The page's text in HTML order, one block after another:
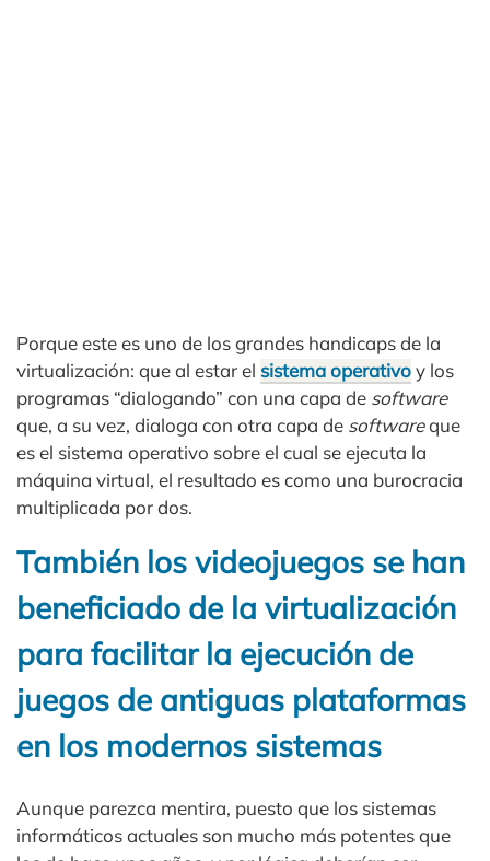
Porque este es uno de los grandes handicaps de la
virtualización: que al estar el sistema operativoy los
programas “dialogando” con una capa de software
que, a su vez, dialoga con otra capa de softwareque
es el sistema operativo sobre el cual se ejecuta la
máquina virtual, el resultado es como una burocracia
multiplicada por dos.
También los videojuegos se han
beneficiado de la virtualización
para facilitar la ejecución de
juegos de antiguas plataformas
en los modernos sistemas
Aunque parezca mentira, puesto que los sistemas
informáticos actuales son mucho más potentes que